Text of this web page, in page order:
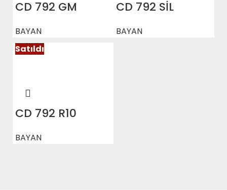
CD 792 GM
BAYAN
CD 792 SİL
BAYAN
Satıldı
CD 792 R10
BAYAN